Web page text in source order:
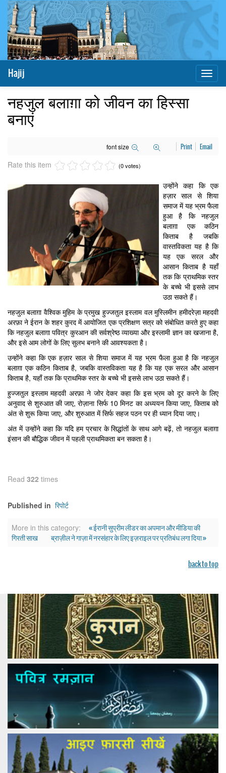
Hajij
नहजुल बलाग़ा को जीवन का हिस्सा
बनाएं
font size Print Email
Rate this item (0 votes)
उन्होंने कहा कि एक
हज़ार साल से शिया
समाज में यह भ्रम फैला
हुआ है कि नहजुल
बलाग़ा एक कठिन
किताब है जबकि
वास्तविकता यह है कि
यह एक सरल और
आसान किताब है यहाँ
तक कि प्राथमिक स्तर
के बच्चे भी इससे लाभ
उठा सकते हैं।
नहजुल बलाग़ा वैश्विक मुहिम के प्रमुख हुज्जतुल इस्लाम वल मुस्लिमीन हमीदरेज़ा महदवी
अरफ़ा ने ईरान के शहर कुरद में आयोजित एक प्रशिक्षण सत्र को संबोधित करते हुए कहा
कि नहजुल बलाग़ा पवित्र कुरआन की सर्वश्रेष्ठ व्याख्या और इस्लामी ज्ञान का खजाना है,
और इसे आम लोगों के लिए सुलभ बनाने की आवश्यकता है।
उन्होंने कहा कि एक हज़ार साल से शिया समाज में यह भ्रम फैला हुआ है कि नहजुल
बलाग़ा एक कठिन किताब है, जबकि वास्तविकता यह है कि यह एक सरल और आसान
किताब है, यहाँ तक कि प्राथमिक स्तर के बच्चे भी इससे लाभ उठा सकते हैं।
हुज्जतुल इस्लाम महदवी अरफ़ा ने जोर देकर कहा कि इस भ्रम को दूर करने के लिए
अनुवाद से शुरुआत की जाए, रोज़ाना सिर्फ 10 मिनट का अध्ययन किया जाए, किताब को
अंत से शुरू किया जाए, और शुरुआत में सिर्फ सहज पठन पर ही ध्यान दिया जाए।
अंत में उन्होंने कहा कि यदि हम प्रचार के सिद्धांतों के साथ आगे बढ़ें, तो नहजुल बलाग़ा
इंसान की बौद्धिक जीवन में पहली प्राथमिकता बन सकता है।
Read 322 times
Published in रिपोर्ट
More in this category:
« ईरानी सुप्रीम लीडर का अपमान और मीडिया की
गिरती साख
ब्राज़ील ने गाज़ा में नरसंहार के लिए इज़राइल पर प्रतिबंध लगा दिया »
back to top